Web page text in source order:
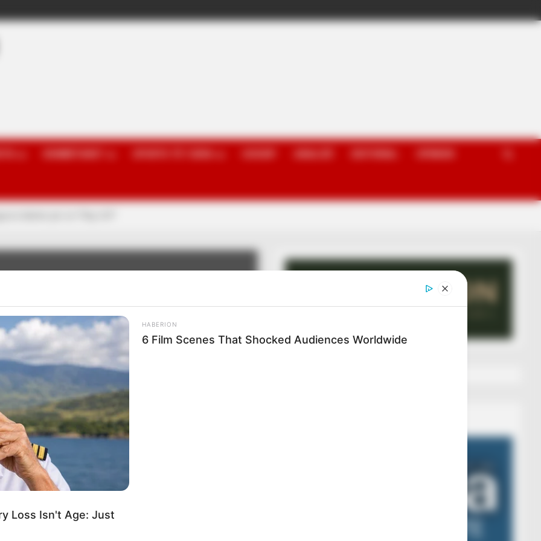
Loss Isn't Age: Just
HABERION
6 Film Scenes That Shocked Audiences Worldwide